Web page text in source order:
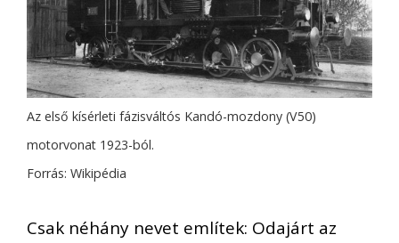
Az első kísérleti fázisváltós Kandó-mozdony (V50)
motorvonat 1923-ból.
Forrás: Wikipédia
Csak néhány nevet említek: Odajárt az